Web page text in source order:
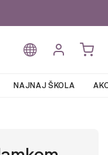
NAJNAJ ŠKOLA